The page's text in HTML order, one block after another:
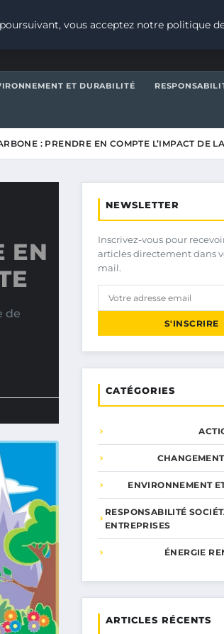
ET DURABILITÉ
: PRENDRE EN COMPTE L’IMPACT DE
EN
de
NEWSLETTER
Inscrivez-vous pour
articles directement dans
mail.
S'INSCRIRE
CATÉGORIES
ENVIRONNEMENT
RESPONSABILITÉ
ENTREPRISES
ÉNERGIE
ARTICLES RÉCENTS
vous acceptez notre politique